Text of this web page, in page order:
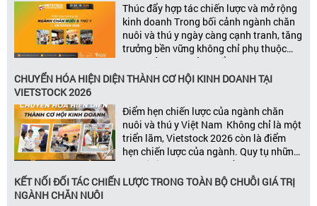
Thúc đẩy hợp tác chiến lược và mở rộng
kinh doanh Trong bối cảnh ngành chăn
nuôi và thú y ngày càng cạnh tranh, tăng
trưởng bền vững không chỉ phụ thuộc
vào chất lượng sản phẩm hay năng lực
đổi mới, mà còn được thúc đẩy bởi khả
năng xây dựng các mối quan […]
CHUYỂN HÓA HIỆN DIỆN THÀNH CƠ HỘI KINH DOANH TẠI
VIETSTOCK 2026
Điểm hẹn chiến lược của ngành chăn
nuôi và thú y Việt Nam Không chỉ là một
triển lãm, Vietstock 2026 còn là điểm
hẹn chiến lược của ngành. Quy tụ những
đơn vị kinh doanh hàng đầu, những lãnh
đạo và nhà cung cấp trong chuỗi giá
trị ngành, Vietstock mang đến nền tảng
KẾT NỐI ĐỐI TÁC CHIẾN LƯỢC TRONG TOÀN BỘ CHUỖI GIÁ TRỊ
NGÀNH CHĂN NUÔI